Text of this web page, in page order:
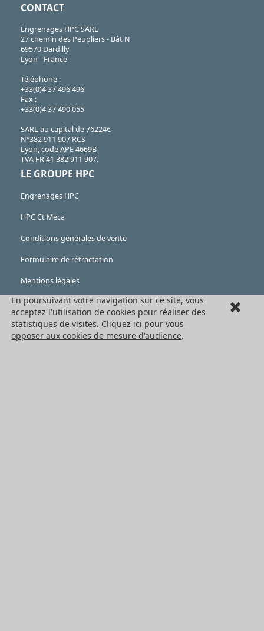
CONTACT
Engrenages HPC SARL
27 chemin des Peupliers - Bât N
69570 Dardilly
Lyon - France
Téléphone :
+33(0)4 37 496 496
Fax :
+33(0)4 37 490 055
SARL au capital de 76224€
N°382 911 907 RCS
Lyon, code APE 4669B
TVA FR 41 382 911 907.
LE GROUPE HPC
Engrenages HPC
HPC Ct Meca
Conditions générales de vente
Formulaire de rétractation
Mentions légales
Cookies
LES PRODUITS
Eléments mécaniques
En poursuivant votre navigation sur ce site, vous
acceptez l'utilisation de cookies pour réaliser des
statistiques de visites. Cliquez ici pour vous
opposer aux cookies de mesure d'audience.